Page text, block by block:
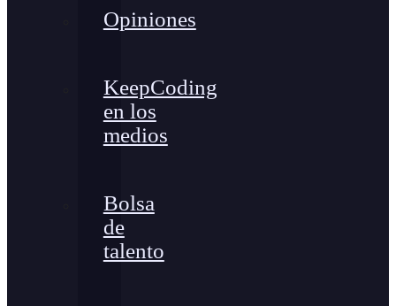
Opiniones
KeepCoding
en los
medios
Bolsa
de
talento